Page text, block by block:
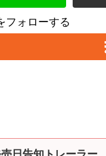
フォローする